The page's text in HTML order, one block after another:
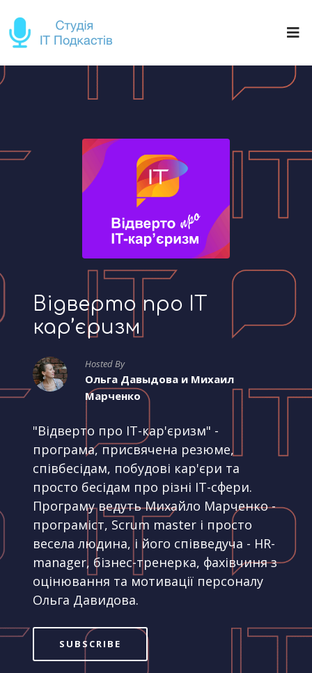
Відверто про IT
кар’єризм
Hosted By
Ольга Давыдова и Михаил
Марченко
"Відверто про IT-кар'єризм" -
програма, присвячена резюме,
співбесідам, побудові кар'єри та
просто бесідам про різні IT-сфери.
Програму ведуть Михайло Марченко -
програміст, Scrum master і просто
весела людина, і його співведуча - HR-
manager, бізнес-тренерка, фахівчиня з
оцінювання та мотивації персоналу
Ольга Давидова.
SUBSCRIBE